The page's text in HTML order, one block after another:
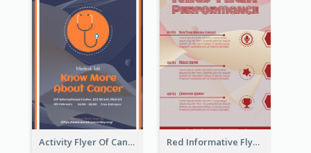
Activity Flyer Of Cancer Talk In Dark Colour Tone Red Informative Flyers With Simple Graphics